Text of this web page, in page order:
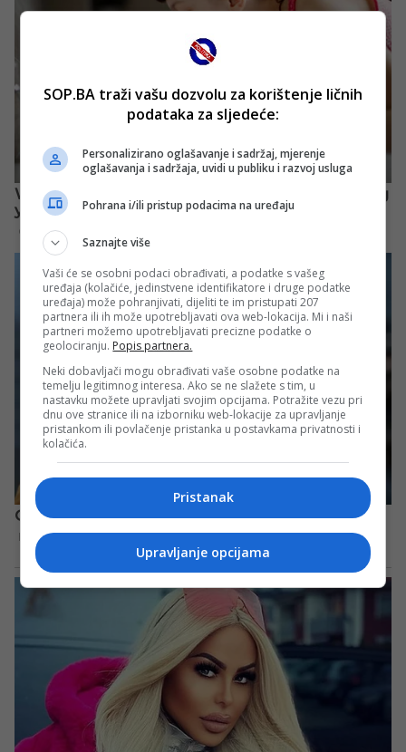
SOP.BA traži vašu dozvolu za korištenje ličnih
podataka za sljedeće:
Personalizirano oglašavanje i sadržaj, mjerenje
oglašavanja i sadržaja, uvidi u publiku i razvoj usluga
Pohrana i/ili pristup podacima na uređaju
Saznajte više
Vaši će se osobni podaci obrađivati, a podatke s vašeg
uređaja (kolačiće, jedinstvene identifikatore i druge podatke
uređaja) može pohranjivati, dijeliti te im pristupati 207
partnera ili ih može upotrebljavati ova web-lokacija. Mi i naši
partneri možemo upotrebljavati precizne podatke o
geolociranju. Popis partnera.
Neki dobavljači mogu obrađivati vaše osobne podatke na
temelju legitimnog interesa. Ako se ne slažete s tim, u
nastavku možete upravljati svojim opcijama. Potražite vezu pri
dnu ove stranice ili na izborniku web-lokacije za upravljanje
pristankom ili povlačenje pristanka u postavkama privatnosti i
kolačića.
Pristanak
Upravljanje opcijama